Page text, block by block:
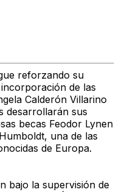
reforzando su
de las
Calderón Villarino
desarrollarán sus
becas Feodor Lynen
una de las
de Europa.
bajo la supervisión de